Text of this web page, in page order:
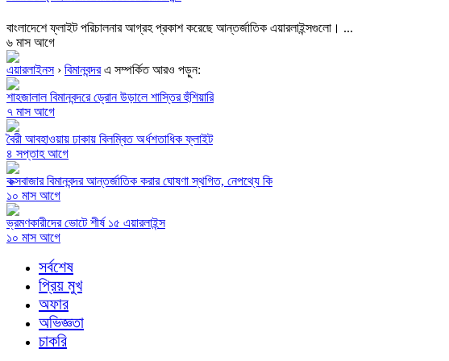
বাংলাদেশে ফ্লাইট পরিচালনার আগ্রহ প্রকাশ করেছে আন্তর্জাতিক এয়ারলাইন্সগুলো। ...
৬ মাস আগে
এয়ারলাইনস› বিমানবন্দরএ সম্পর্কিত আরও পড়ুন:
শাহজালাল বিমানবন্দরে ড্রোন উড়ালে শাস্তির হুঁশিয়ারি
৭ মাস আগে
বৈরী আবহাওয়ায় ঢাকায় বিলম্বিত অর্ধশতাধিক ফ্লাইট
৪ সপ্তাহ আগে
কক্সবাজার বিমানবন্দর আন্তর্জাতিক করার ঘোষণা স্থগিত, নেপথ্যে কি
১০ মাস আগে
ভ্রমণকারীদের ভোটে শীর্ষ ১৫ এয়ারলাইন্স
১০ মাস আগে
সর্বশেষ
প্রিয় মুখ
অফার
অভিজ্ঞতা
চাকরি